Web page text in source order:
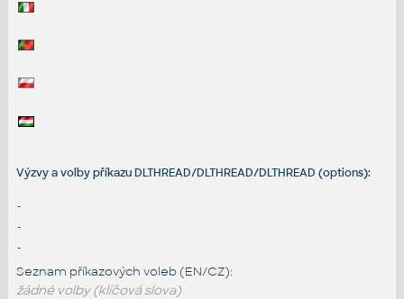
Výzvy a volby příkazu DLTHREAD/DLTHREAD/DLTHREAD (options):
-
-
-
Seznam příkazových voleb (EN/CZ):
žádné volby (klíčová slova)